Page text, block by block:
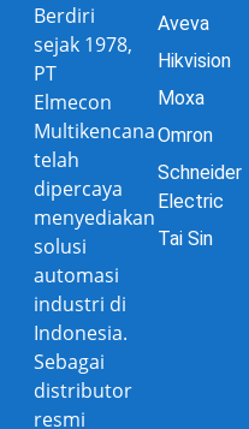
Berdiri
sejak 1978,
PT
Elmecon
Multikencana
telah
dipercaya
menyediakan
solusi
automasi
industri di
Indonesia.
Sebagai
distributor
resmi
Aveva
Hikvision
Moxa
Omron
Schneider
Electric
Tai Sin